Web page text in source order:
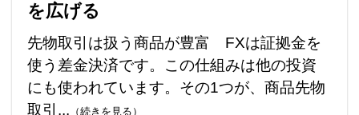
を広げる
先物取引は扱う商品が豊富 FXは証拠金を
使う差金決済です。この仕組みは他の投資
にも使われています。その1つが、商品先物
取引... （続きを見る）